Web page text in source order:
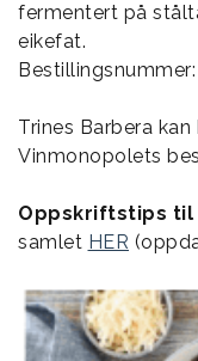
fermentert på
eikefat.
Bestillingsnummer:
Trines Barbera
Vinmonopolets
Oppskriftstips til
samlet HER